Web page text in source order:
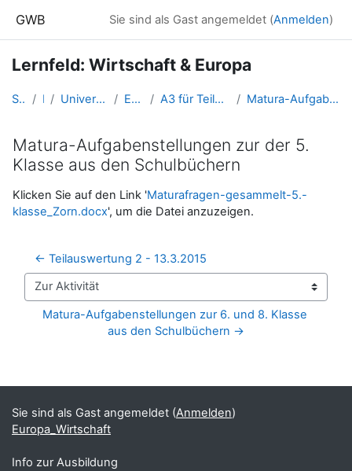
GWB Sie sind als Gast angemeldet (Anmelden)
Lernfeld: Wirtschaft & Europa
Startseite Kurse Universität Salzburg - 2017 und davor Europa_Wirtschaft A3 für Teilnehmer/-innen der WS-Lehrveranstaltung Matura-Aufgabenstellungen zur der 5. Klasse aus den Schulbüchern
Matura-Aufgabenstellungen zur der 5.
Klasse aus den Schulbüchern
Abschlussbedingungen
Klicken Sie auf den Link 'Maturafragen-gesammelt-5.-
klasse_Zorn.docx', um die Datei anzuzeigen.
← Teilauswertung 2 - 13.3.2015
Zur Aktivität
Matura-Aufgabenstellungen zur 6. und 8. Klasse
aus den Schulbüchern →
Ergänzungsblöcke
Sie sind als Gast angemeldet (Anmelden)
Europa_Wirtschaft
Info zur Ausbildung